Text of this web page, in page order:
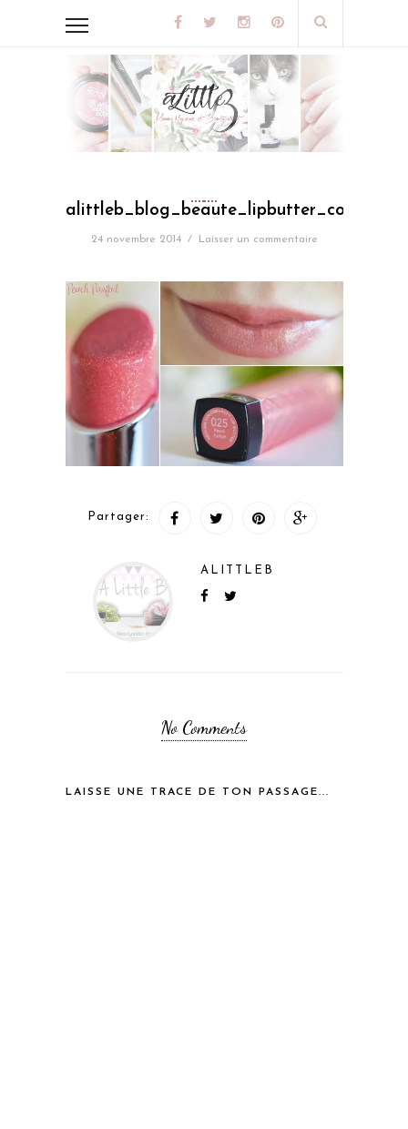
24 novembre 2014 / Laisser un commentaire
Partager:
ALITTLEB
No Comments
LAISSE UNE TRACE DE TON PASSAGE...